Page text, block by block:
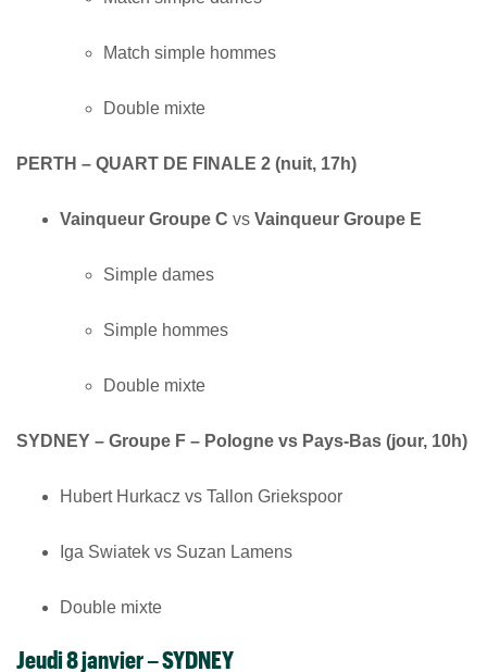
Match simple hommes
Double mixte
PERTH – QUART DE FINALE 2 (nuit, 17h)
Vainqueur Groupe C vs Vainqueur Groupe E
Simple dames
Simple hommes
Double mixte
SYDNEY – Groupe F – Pologne vs Pays-Bas (jour, 10h)
Hubert Hurkacz vs Tallon Griekspoor
Iga Swiatek vs Suzan Lamens
Double mixte
Jeudi 8 janvier – SYDNEY